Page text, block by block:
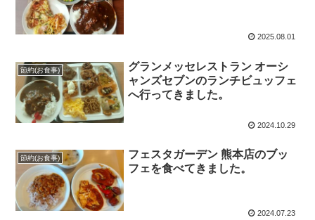
2025.08.01
節約(お食事)
グランメッセレストラン オーシ
ャンズセブンのランチビュッフェ
へ行ってきました。
2024.10.29
節約(お食事)
フェスタガーデン 熊本店のブッ
フェを食べてきました。
2024.07.23